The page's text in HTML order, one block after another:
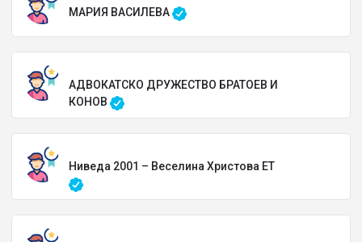
МАРИЯ ВАСИЛЕВА
АДВОКАТСКО ДРУЖЕСТВО БРАТОЕВ И
КОНОВ
Ниведа 2001 – Веселина Христова ЕТ